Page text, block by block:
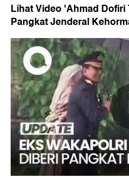
Lihat Video 'Ahmad
Pangkat Jenderal